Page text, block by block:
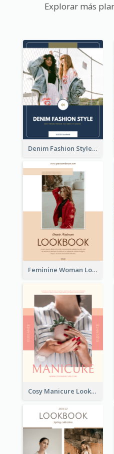
Explorar más
Denim Fashion Style Lookbook
Feminine Woman Lookbook
Cosy Manicure Lookbook